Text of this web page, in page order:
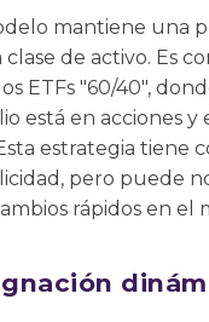
mantiene una
clase de activo. Es
ETFs "60/40",
está en acciones y
estrategia tiene
pero puede
rápidos en el